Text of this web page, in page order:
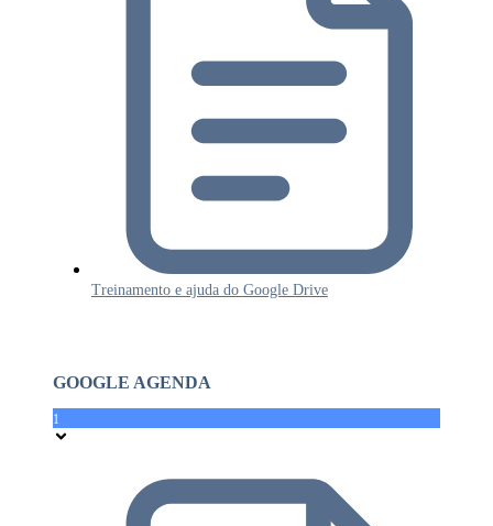
Treinamento e ajuda do Google Drive
GOOGLE AGENDA
1